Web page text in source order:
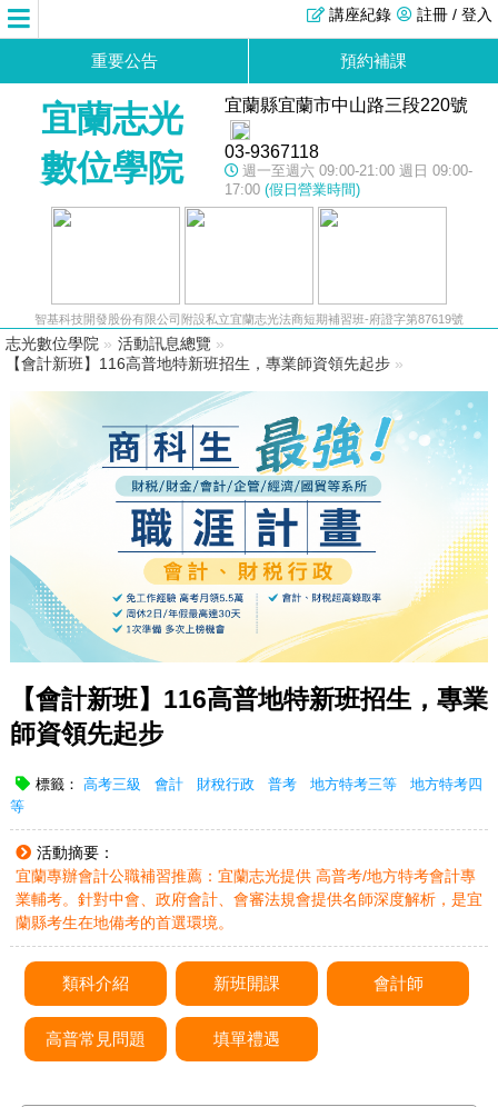
註冊 / 登入
講座紀錄
重要公告 預約補課
宜蘭志光
數位學院
宜蘭縣宜蘭市中山路三段220號
03-9367118
週一至週六 09:00-21:00 週日 09:00-
17:00 (假日營業時間)
智基科技開發股份有限公司附設私立宜蘭志光法商短期補習班-府證字第87619號
志光數位學院 » 活動訊息總覽 »
【會計新班】116高普地特新班招生，專業師資領先起步 »
【會計新班】116高普地特新班招生，專業
師資領先起步
標籤： 高考三級 會計 財稅行政 普考 地方特考三等
地方特考四
等
活動摘要：
宜蘭專辦會計公職補習推薦：宜蘭志光提供 高普考/地方特考會計專
業輔考。針對中會、政府會計、會審法規會提供名師深度解析，是宜
蘭縣考生在地備考的首選環境。
類科介紹 新班開課 會計師
高普常見問題 填單禮遇